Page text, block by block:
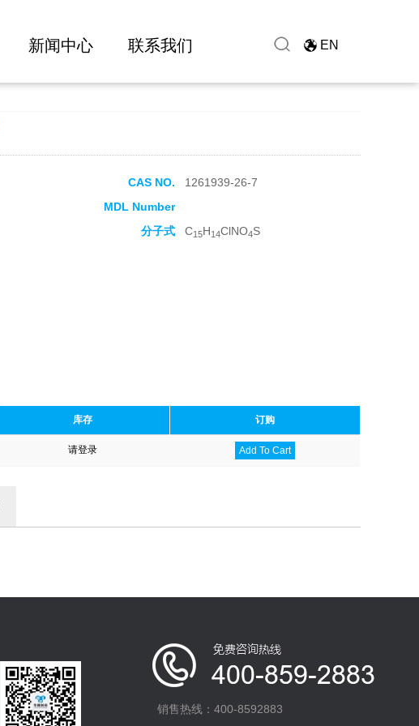
新闻中心 联系我们 EN
CAS NO.
1261939-26-7
MDL Number
分子式 C15H14ClNO4S
库存 订购
请登录 Add To Cart
销售热线：400-8592883